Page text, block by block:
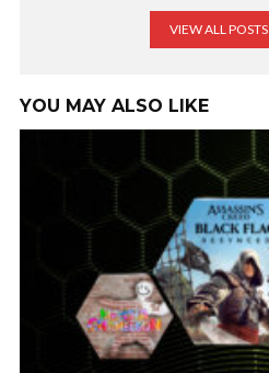
VIEW ALL POSTS
YOU MAY ALSO LIKE